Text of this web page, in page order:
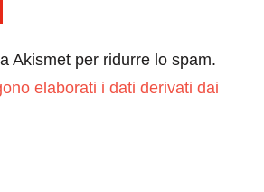
Akismet per ridurre lo spam.
elaborati i dati derivati dai